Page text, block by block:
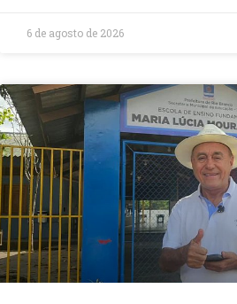
6 de agosto de 2026